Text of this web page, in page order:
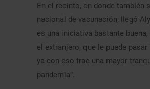
En el recinto, en donde también
nacional de vacunación, llegó
es una iniciativa bastante
el extranjero, que le puede
ya con eso trae una mayor
pandemia”.